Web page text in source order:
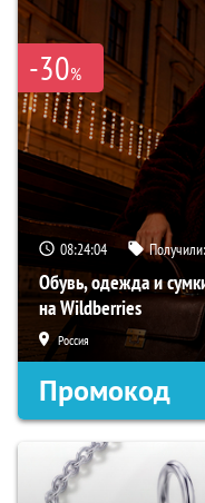
-30%
08:24:03 Получили:
Обувь, одежда и
на Wildberries
Россия
Промокод